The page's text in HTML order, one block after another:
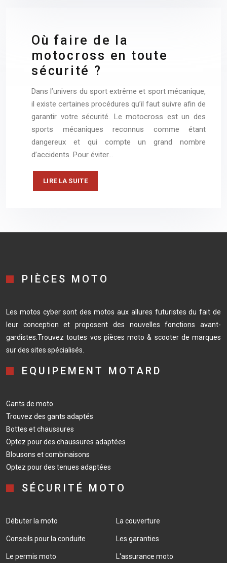
Où faire de la
motocross en toute
sécurité ?
Dans l’univers du sport extrême et sport mécanique,
il existe certaines procédures qu’il faut suivre afin de
garantir votre sécurité. Le motocross est un des
sports mécaniques reconnus comme étant
dangereux et qui compte un grand nombre
d’accidents. Pour éviter…
LIRE LA SUITE
PIÈCES MOTO
Les motos cyber sont des motos aux allures futuristes du fait de
leur conception et proposent des nouvelles fonctions avant-
gardistes.Trouvez toutes vos pièces moto & scooter de marques
sur des sites spécialisés.
EQUIPEMENT MOTARD
Gants de moto
Trouvez des gants adaptés
Bottes et chaussures
Optez pour des chaussures adaptées
Blousons et combinaisons
Optez pour des tenues adaptées
SÉCURITÉ MOTO
Débuter la moto
Conseils pour la conduite
Le permis moto
La couverture
Les garanties
L'assurance moto